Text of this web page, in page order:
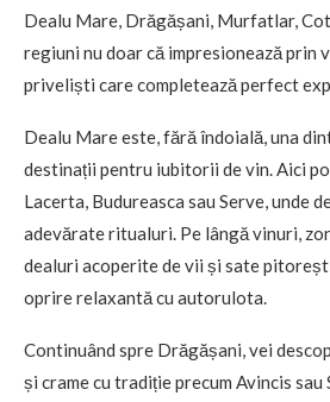
Dealu Mare, Drăgășani, Murfatlar,
regiuni nu doar că impresionează prin
priveliști care completează perfect
Dealu Mare este, fără îndoială, una
destinații pentru iubitorii de vin. Aici
Lacerta, Budureasca sau Serve, unde
adevărate ritualuri. Pe lângă vinuri,
dealuri acoperite de vii și sate
oprire relaxantă cu autorulota.
Continuând spre Drăgășani, vei
și crame cu tradiție precum Avincis